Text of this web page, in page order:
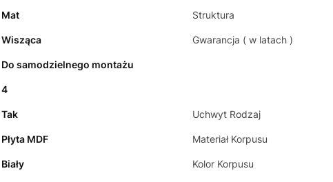
Mat Struktura
Wisząca Gwarancja ( w latach )
Do samodzielnego montażu
4
Tak Uchwyt Rodzaj
Płyta MDF Materiał Korpusu
Biały Kolor Korpusu